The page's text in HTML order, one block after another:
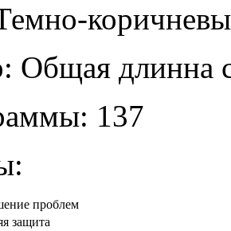
Общая длинна
137
проблем
защита